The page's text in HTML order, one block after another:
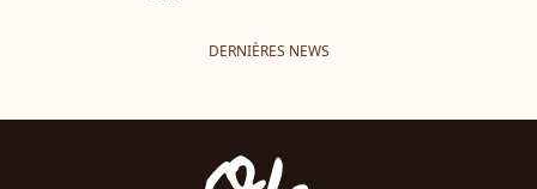
DERNIÈRES NEWS